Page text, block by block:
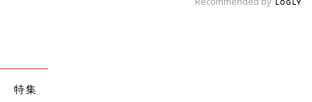
特集